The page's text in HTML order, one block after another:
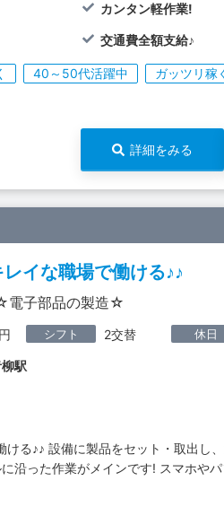
カンタン軽作業!
交通費全額支給♪
40～50代活躍中 ガッツリ稼
詳細をみる
イな職場で働ける♪♪
電子部品の製造☆
シフト 2交替 休日
駅
ける♪♪ 設備に製品をセット・取出し
沿った作業がメインです! スマホや